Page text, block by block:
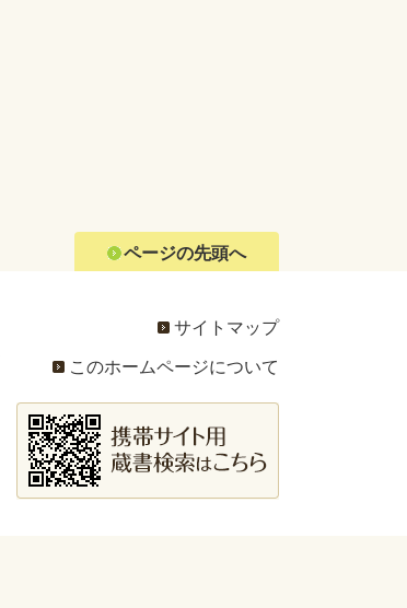
ページの先頭へ
サイトマップ
このホームページについて